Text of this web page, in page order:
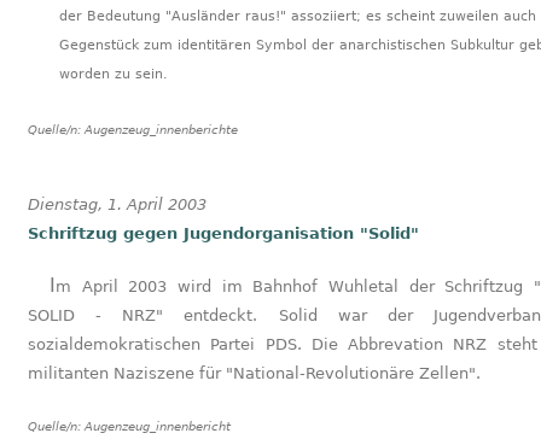
der Bedeutung "Ausländer raus!" assoziiert; es scheint zuweilen auch
Gegenstück zum identitären Symbol der anarchistischen Subkultur
worden zu sein.
Quelle/n: Augenzeug_innenberichte
Dienstag, 1. April 2003
Schriftzug gegen Jugendorganisation "Solid"
SOLID - NRZ" entdeckt. Solid war der
sozialdemokratischen Partei PDS. Die Abbrevation NRZ
militanten Naziszene für "National-Revolutionäre Zellen".
Quelle/n: Augenzeug_innenbericht